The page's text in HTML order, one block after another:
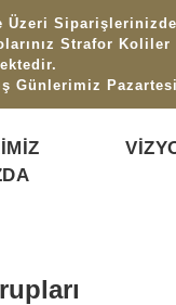
Üzeri
Strafor
Günlerimiz